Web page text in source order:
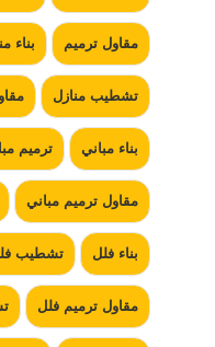
مقاول ترميم بناء
تشطيب منازل
بناء مباني ترميم
مقاول ترميم مباني
بناء فلل تشطيب
مقاول ترميم فلل